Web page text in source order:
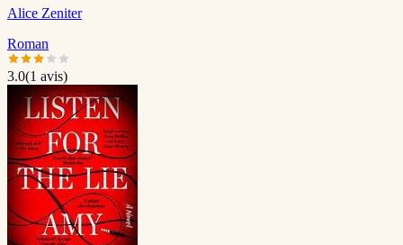
Alice Zeniter
Roman
3.0(1 avis)